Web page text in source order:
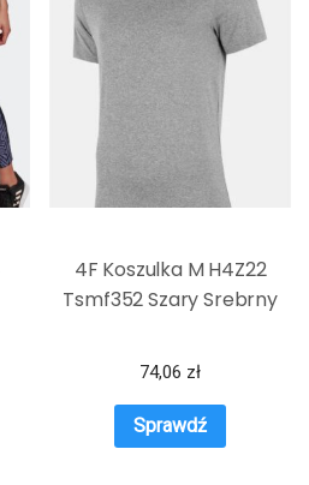
4F Koszulka M H4Z22
Tsmf352 Szary Srebrny
74,06 zł
Sprawdź